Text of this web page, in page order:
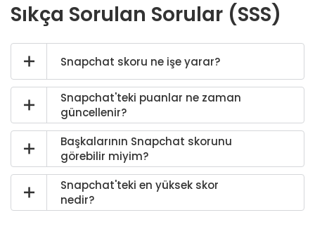
Sıkça Sorulan Sorular (SSS)
Snapchat skoru ne işe yarar?
Snapchat'teki puanlar ne zaman
güncellenir?
Başkalarının Snapchat skorunu
görebilir miyim?
Snapchat'teki en yüksek skor
nedir?